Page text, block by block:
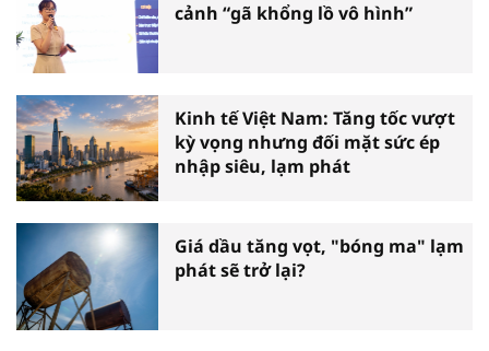
cảnh “gã khổng lồ vô hình”
Kinh tế Việt Nam: Tăng tốc vượt
kỳ vọng nhưng đối mặt sức ép
nhập siêu, lạm phát
Giá dầu tăng vọt, "bóng ma" lạm
phát sẽ trở lại?